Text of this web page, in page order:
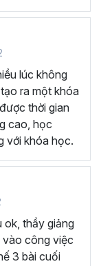
Paintervà
tên nhanh
ô, tạo ghi
gồm tự động
học - toán
bao gồm
và sử dụng
thời gian
ngày hết hạn
nâng cao
lúc không
ra một khóa
thời gian
cao, học
với khóa học.
ok, thầy giảng
vào công việc
3 bài cuối